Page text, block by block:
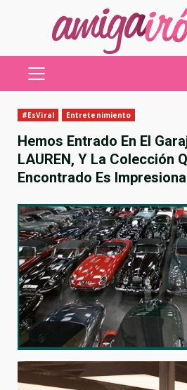
MENÚ
#EsViral Entretenimiento
Hemos Entrado En El
LAUREN, Y La Colección
Encontrado Es